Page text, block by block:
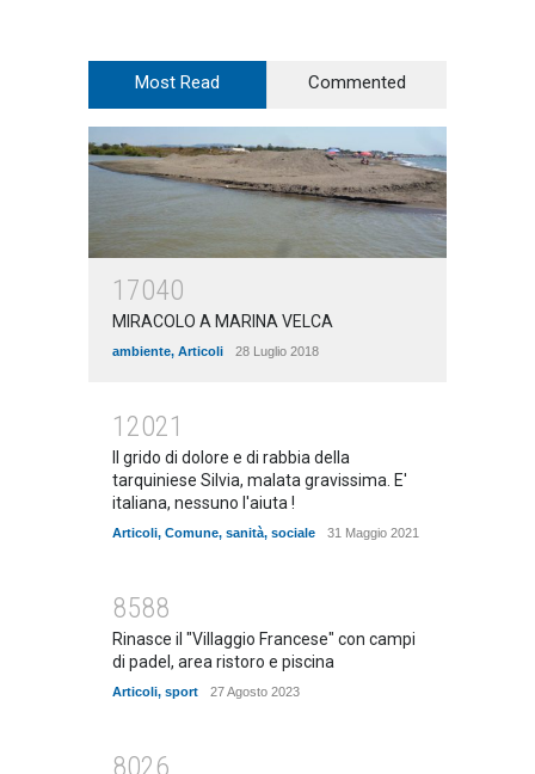
Most Read Commented
17040
MIRACOLO A MARINA VELCA
ambiente, Articoli 28 Luglio 2018
12021
Il grido di dolore e di rabbia della
tarquiniese Silvia, malata gravissima. E'
italiana, nessuno l'aiuta !
Articoli, Comune, sanità, sociale 31 Maggio 2021
8588
Rinasce il "Villaggio Francese" con campi
di padel, area ristoro e piscina
Articoli, sport 27 Agosto 2023
8026